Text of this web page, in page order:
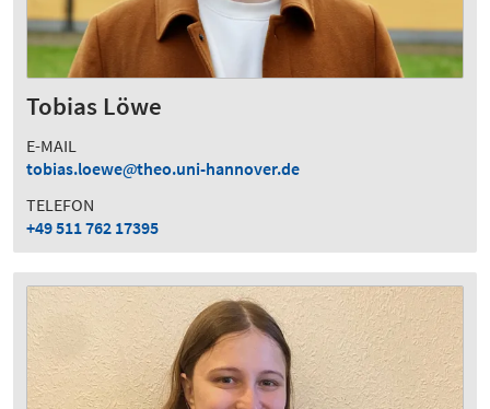
Tobias Löwe
E-MAIL
tobias.loewe
theo.uni-hannover.de
TELEFON
+49 511 762 17395